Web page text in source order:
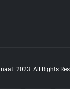
2023. All Rights